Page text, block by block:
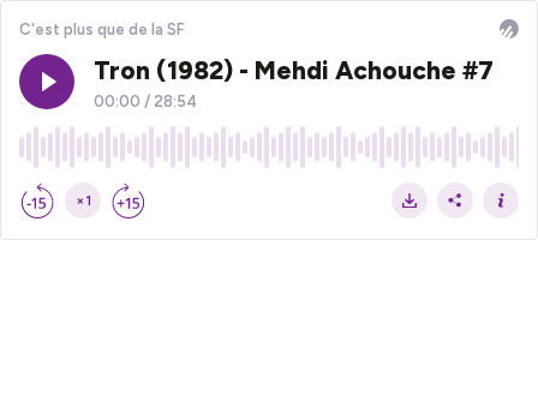
C'est plus que de la SF
Tron (1982) - Mehdi Achouche #7
00:00 / 28:54
×1